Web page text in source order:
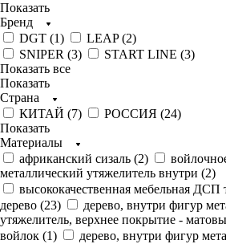
Показать
Бренд
DGT (1) LEAP (2)
SNIPER (3) START LINE (3)
Показать все
Показать
Страна
КИТАЙ (7) РОССИЯ (24)
Показать
Материалы
африканский сизаль (2)
металлический утяжелитель внутри (2)
высококачественная мебельная
дерево (23)
дерево, внутри фигур
утяжелитель, верхнее покрытие -
войлок (1)
дерево, внутри фигур